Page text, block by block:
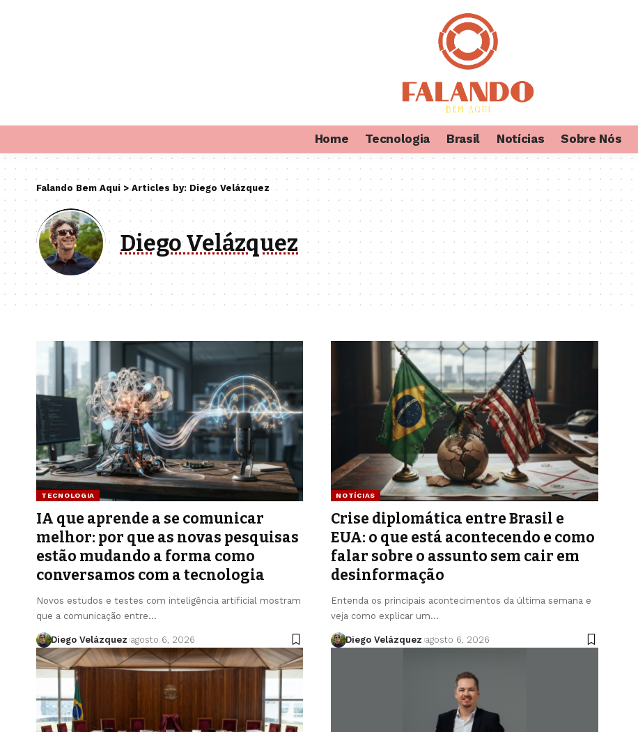
Home Tecnologia Brasil Notícias Sobre Nós
Falando Bem Aqui >Articles by: Diego Velázquez
Diego Velázquez
TECNOLOGIA
IA que aprende a se comunicar
melhor: por que as novas pesquisas
estão mudando a forma como
conversamos com a tecnologia
Novos estudos e testes com inteligência artificial mostram
que a comunicação entre…
Diego Velázquez agosto 6, 2026
NOTÍCIAS
Crise diplomática entre Brasil e
EUA: o que está acontecendo e como
falar sobre o assunto sem cair em
desinformação
Entenda os principais acontecimentos da última semana e
veja como explicar um…
Diego Velázquez agosto 6, 2026